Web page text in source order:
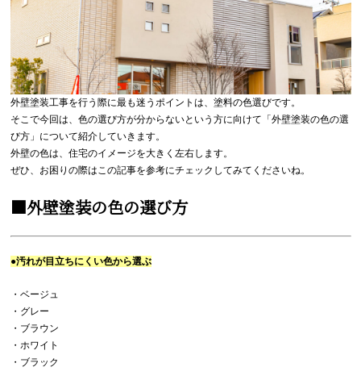
外壁塗装工事を行う際に最も迷うポイントは、塗料の色選びです。
そこで今回は、色の選び方が分からないという方に向けて「外壁塗装の色の選
び方」について紹介していきます。
外壁の色は、住宅のイメージを大きく左右します。
ぜひ、お困りの際はこの記事を参考にチェックしてみてくださいね。
■外壁塗装の色の選び方
●汚れが目立ちにくい色から選ぶ
・ベージュ
・グレー
・ブラウン
・ホワイト
・ブラック